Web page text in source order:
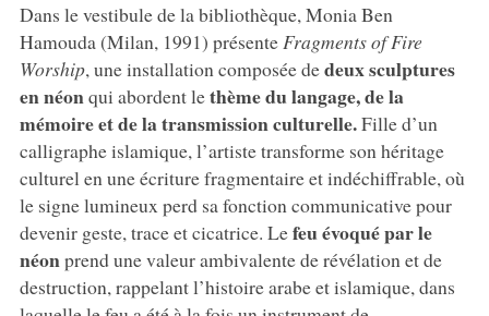
Dans le vestibule de la bibliothèque, Monia Ben
Hamouda (Milan, 1991) présenteFragments of Fire
Worship, une installation composée dedeux sculptures
en néonqui abordent lethème du langage, de la
mémoire et de la transmission culturelle.Fille d’un
calligraphe islamique, l’artiste transforme son héritage
culturel en une écriture fragmentaire et indéchiffrable, où
le signe lumineux perd sa fonction communicative pour
devenir geste, trace et cicatrice. Lefeu évoqué par le
néonprend une valeur ambivalente de révélation et de
destruction, rappelant l’histoire arabe et islamique, dans